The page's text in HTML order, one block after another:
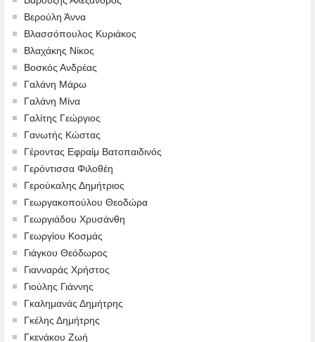
Βερούλη Άννα
Βλασσόπουλος Κυριάκος
Βλαχάκης Νίκος
Βοσκός Ανδρέας
Γαλάνη Μάρω
Γαλάνη Μίνα
Γαλίτης Γεώργιος
Γανωτής Κώστας
Γέροντας Εφραίμ Βατοπαιδινός
Γερόντισσα Φιλοθέη
Γερούκαλης Δημήτριος
Γεωργακοπούλου Θεοδώρα
Γεωργιάδου Χρυσάνθη
Γεωργίου Κοσμάς
Γιάγκου Θεόδωρος
Γιανναράς Χρήστος
Γιούλης Γιάννης
Γκαλημανάς Δημήτρης
Γκέλης Δημήτρης
Γκενάκου Ζωή